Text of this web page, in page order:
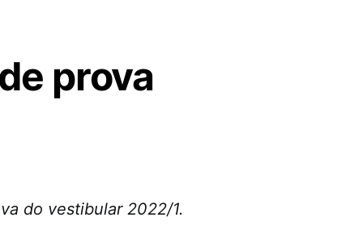
prova
do vestibular 2022/1.